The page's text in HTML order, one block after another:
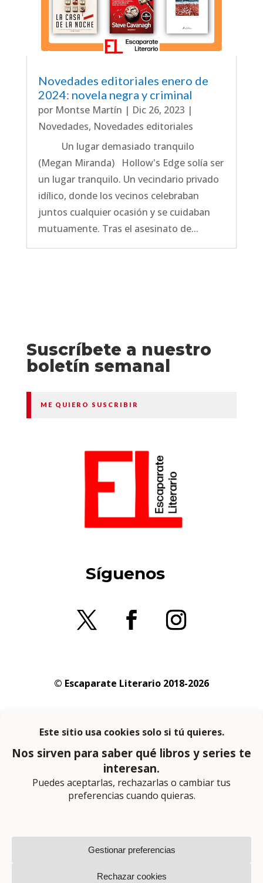
Novedades editoriales enero de
2024: novela negra y criminal
por Montse Martín | Dic 26, 2023 |
Novedades, Novedades editoriales
Un lugar demasiado tranquilo
(Megan Miranda) Hollow's Edge solía ser
un lugar tranquilo. Un vecindario privado
idílico, donde los vecinos celebraban
juntos cualquier ocasión y se cuidaban
mutuamente. Tras el asesinato de...
Suscríbete a nuestro
boletín semanal
ME QUIERO SUSCRIBIR
Síguenos
© Escaparate Literario 2018-2026
privacidad
En calidad de afiliado de Amazon obtengo
ingresos por las compras adscritas que